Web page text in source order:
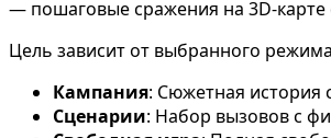
— пошаговые сражения на 3D-
Цель зависит от выбранного
Кампания: Сюжетная история
Сценарии: Набор вызовов с